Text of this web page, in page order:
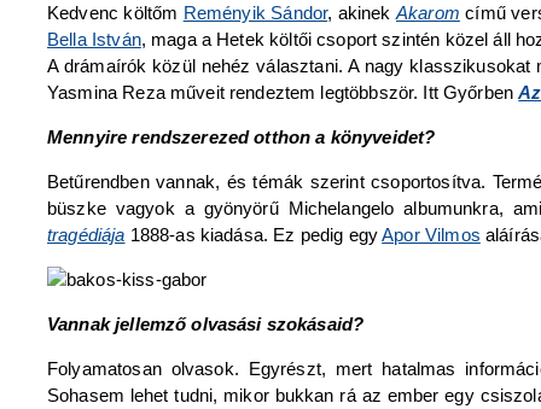
Kedvenc költőm Reményik Sándor, akinek Akarom című
Bella István, maga a Hetek költői csoport szintén közel áll
A drámaírók közül nehéz választani. A nagy
Yasmina Reza műveit rendeztem legtöbbször. Itt Győrben
Mennyire rendszerezed otthon a könyveidet?
Betűrendben vannak, és témák szerint csoportosítva.
büszke vagyok a gyönyörű Michelangelo albumunkra,
tragédiája 1888-as kiadása. Ez pedig egyApor Vilmos
Vannak jellemző olvasási szokásaid?
Folyamatosan olvasok. Egyrészt, mert hatalmas
Sohasem lehet tudni, mikor bukkan rá az ember egy